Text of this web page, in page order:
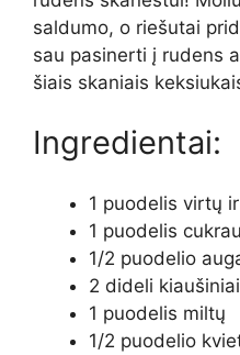
saldumo, o riešutai
sau pasinerti į rudens
šiais skaniais
Ingredientai:
1 puodelis virtų
1 puodelis
1/2 puodelio
2 dideli kiaušiniai
1 puodelis miltų
1/2 puodelio